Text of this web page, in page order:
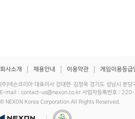
회사소개 채용안내 이용약관 게임이용등급
(주)넥슨코리아 대표이사 강대현·김정욱 경기도 성남시
E-mail : contact-us@nexon.co.kr 사업자등록번호 :
© NEXON Korea Corporation All Rights Reserved.